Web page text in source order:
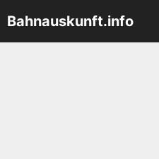
Inhalt
springen
Bahnauskunft.info